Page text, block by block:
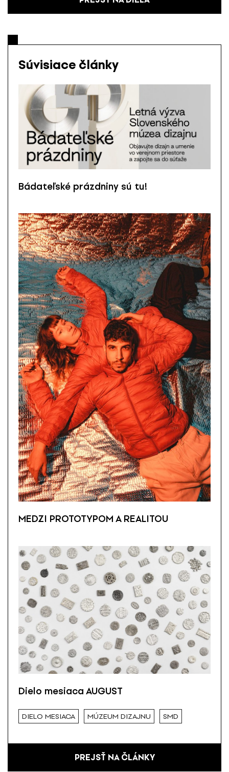
Súvisiace články
Bádateľské prázdniny sú tu!
MEDZI PROTOTYPOM A REALITOU
Dielo mesiaca AUGUST
DIELO MESIACA MÚZEUM DIZAJNU SMD
PREJSŤ NA ČLÁNKY